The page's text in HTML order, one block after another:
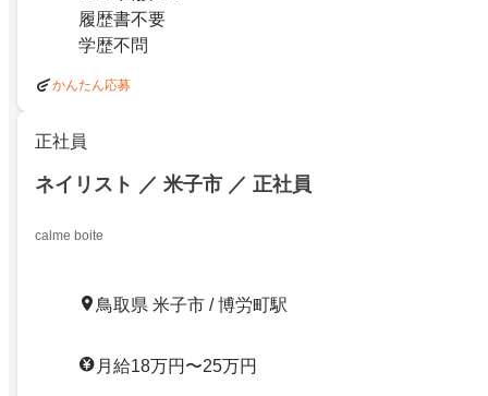
履歴書不要
学歴不問
かんたん応募
正社員
ネイリスト ／ 米子市 ／ 正社員
calme boite
鳥取県 米子市 / 博労町駅
月給18万円〜25万円